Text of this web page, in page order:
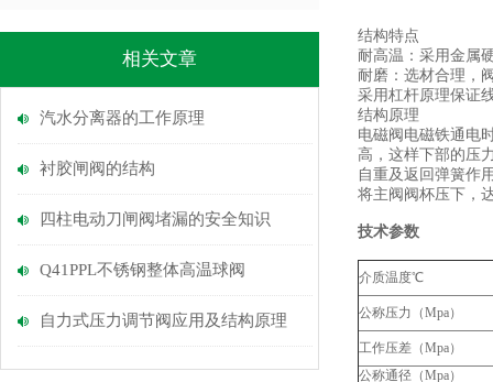
相关文章
汽水分离器的工作原理
衬胶闸阀的结构
四柱电动刀闸阀堵漏的安全知识
Q41PPL不锈钢整体高温球阀
自力式压力调节阀应用及结构原理
结构特点
耐高温：采用金属
耐磨：选材合理，
采用杠杆原理保证
结构原理
电磁阀电磁铁通电
高，这样下部的压
自重及返回弹簧作
将主阀阀杯压下，
技术参数
介质温度℃
公称压力（Mpa）
工作压差（Mpa）
公称通径（Mpa）